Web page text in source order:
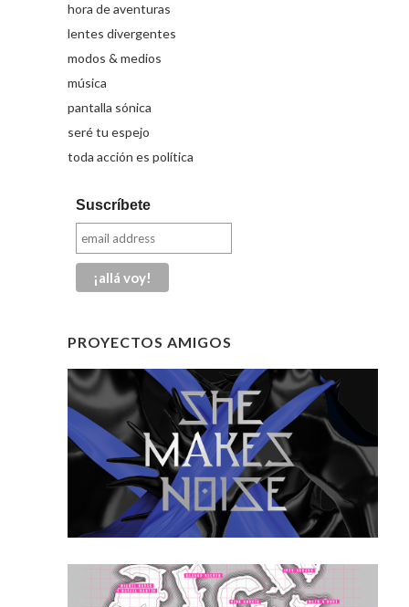
hora de aventuras
lentes divergentes
modos & medios
música
pantalla sónica
seré tu espejo
toda acción es política
Suscríbete
PROYECTOS AMIGOS